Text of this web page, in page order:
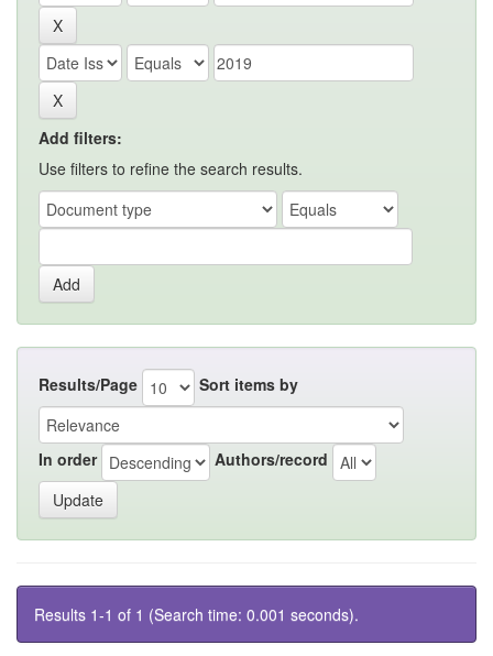
Add filters:
Use filters to refine the search results.
Results/Page Sort items by
In order Authors/record
Results 1-1 of 1 (Search time: 0.001 seconds).